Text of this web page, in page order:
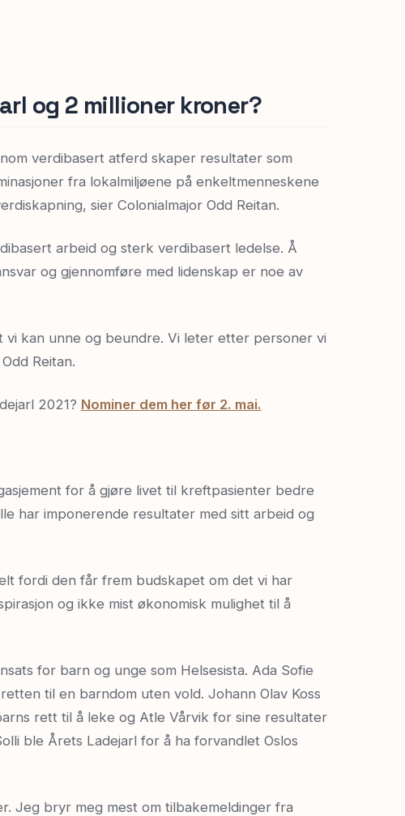
og 2 millioner kroner?
verdibasert atferd skaper resultater som
fra lokalmiljøene på enkeltmenneskene
sier Colonialmajor Odd Reitan.
arbeid og sterk verdibasert ledelse. Å
og gjennomføre med lidenskap er noe av
kan unne og beundre. Vi leter etter personer vi
Reitan.
2021? Nominer dem her før 2. mai.
for å gjøre livet til kreftpasienter bedre
har imponerende resultater med sitt arbeid og
fordi den får frem budskapet om det vi har
og ikke mist økonomisk mulighet til å
for barn og unge som Helsesista. Ada Sofie
til en barndom uten vold. Johann Olav Koss
rett til å leke og Atle Vårvik for sine resultater
ble Årets Ladejarl for å ha forvandlet Oslos
Jeg bryr meg mest om tilbakemeldinger fra